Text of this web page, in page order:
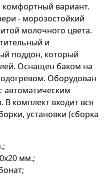
вариант.
- морозостойкий
молочного цвета.
и
поддон, который
Оснащен баком на
Оборудован
автоматическим
комплект входит вся
установки (сборка
мм.;